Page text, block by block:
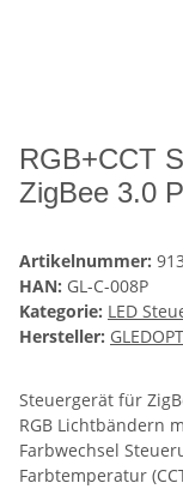
RGB+CCT
ZigBee 3.0
Artikelnummer:
HAN: GL-C-008P
Kategorie: LED
Hersteller:
Steuergerät für
RGB Lichtbändern
Farbwechsel
Farbtemperatur